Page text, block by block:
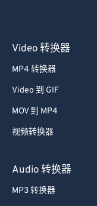
Video 转换器
MP4 转换器
Video 到 GIF
MOV 到 MP4
视频转换器
Audio 转换器
MP3 转换器